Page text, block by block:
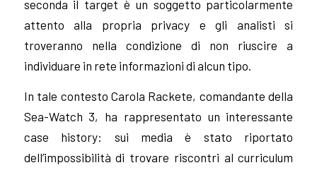
seconda il target è un soggetto particolarmente
attento alla propria privacy e gli analisti si
troveranno nella condizione di non riuscire a
individuare in rete informazioni di alcun tipo.
In tale contesto Carola Rackete, comandante della
Sea-Watch 3, ha rappresentato un interessante
case history: sui media è stato riportato
dell’impossibilità di trovare riscontri al curriculum